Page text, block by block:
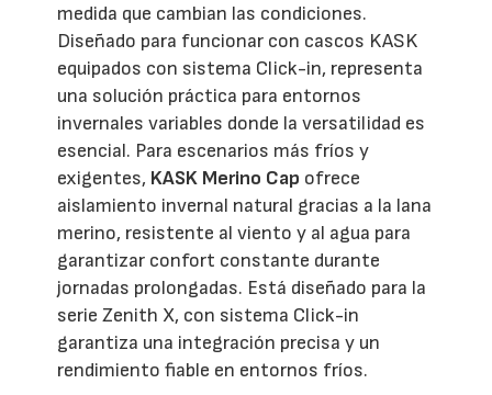
medida que cambian las condiciones.
Diseñado para funcionar con cascos KASK
equipados con sistema Click-in, representa
una solución práctica para entornos
invernales variables donde la versatilidad es
esencial. Para escenarios más fríos y
exigentes, KASK Merino Cap ofrece
aislamiento invernal natural gracias a la lana
merino, resistente al viento y al agua para
garantizar confort constante durante
jornadas prolongadas. Está diseñado para la
serie Zenith X, con sistema Click-in
garantiza una integración precisa y un
rendimiento fiable en entornos fríos.